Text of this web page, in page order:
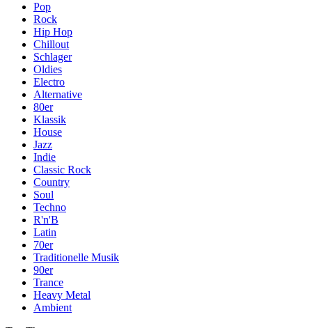
Pop
Rock
Hip Hop
Chillout
Schlager
Oldies
Electro
Alternative
80er
Klassik
House
Jazz
Indie
Classic Rock
Country
Soul
Techno
R'n'B
Latin
70er
Traditionelle Musik
90er
Trance
Heavy Metal
Ambient